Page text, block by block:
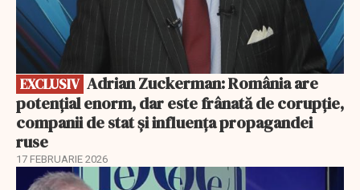
EXCLUSIV
potențial enorm, dar este frânată de corupție,
companii de stat și influența propagandei
ruse
17 FEBRUARIE 2026
EXCLUSIV